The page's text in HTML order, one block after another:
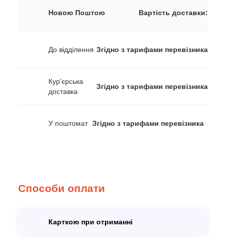
Новою Поштою Вартість доставки:
До відділення Згідно з тарифами перевізника
Кур'єрська
доставка
Згідно з тарифами перевізника
У поштомат Згідно з тарифами перевізника
Способи оплати
Карткою при отриманні